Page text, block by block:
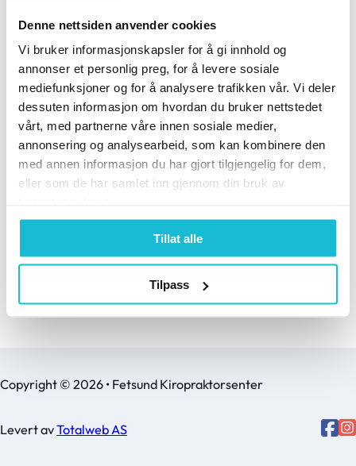
Denne nettsiden anvender cookies
Vi bruker informasjonskapsler for å gi innhold og
annonser et personlig preg, for å levere sosiale
mediefunksjoner og for å analysere trafikken vår. Vi deler
dessuten informasjon om hvordan du bruker nettstedet
vårt, med partnerne våre innen sosiale medier,
annonsering og analysearbeid, som kan kombinere den
med annen informasjon du har gjort tilgjengelig for dem,
eller som de har samlet inn gjennom din bruk av
Tillat alle
Tilpass
Vanlige årsaker til
vondt i nakken
11. november 2024
Vanlige årsaker til vondt
i nakken
Copyright © 2026 • Fetsund Kiropraktorsenter
Levert avTotalweb AS